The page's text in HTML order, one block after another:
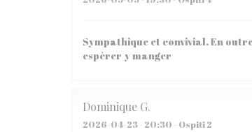
Sympathique et convivial. En
espèrer y manger
Dominique G
2026-04-23- 20:30 - Ospiti 2